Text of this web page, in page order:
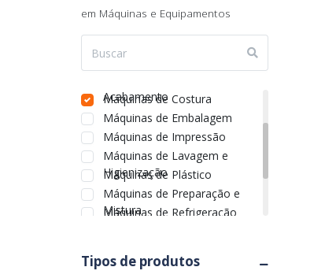
Tipos de produtos
em Máquinas e Equipamentos
Aquecimento
Equipamentos Elétricos
Acabamento
Máquinas de Costura
Máquinas de Embalagem
Máquinas de Impressão
Máquinas de Lavagem e
Higienização
Máquinas de Plástico
Máquinas de Preparação e
Mistura
Máquinas de Refrigeração
Máquinas de Usinagem